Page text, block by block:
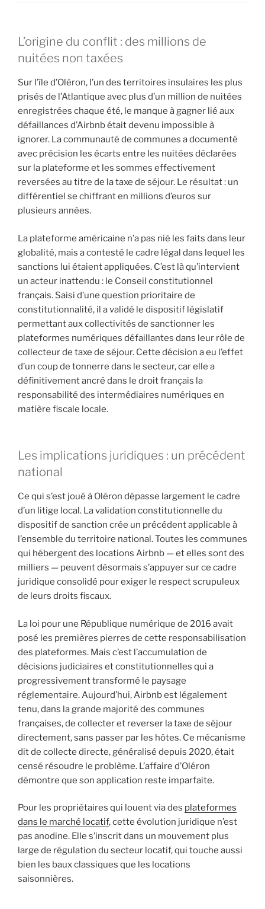
L’origine du conflit : des millions de
nuitées non taxées
Sur l’île d’Oléron, l’un des territoires insulaires les plus
prisés de l’Atlantique avec plus d’un million de nuitées
enregistrées chaque été, le manque à gagner lié aux
défaillances d’Airbnb était devenu impossible à
ignorer. La communauté de communes a documenté
avec précision les écarts entre les nuitées déclarées
sur la plateforme et les sommes effectivement
reversées au titre de la taxe de séjour. Le résultat : un
différentiel se chiffrant en millions d’euros sur
plusieurs années.
La plateforme américaine n’a pas nié les faits dans leur
globalité, mais a contesté le cadre légal dans lequel les
sanctions lui étaient appliquées. C’est là qu’intervient
un acteur inattendu : le Conseil constitutionnel
français. Saisi d’une question prioritaire de
constitutionnalité, il a validé le dispositif législatif
permettant aux collectivités de sanctionner les
plateformes numériques défaillantes dans leur rôle de
collecteur de taxe de séjour. Cette décision a eu l’effet
d’un coup de tonnerre dans le secteur, car elle a
définitivement ancré dans le droit français la
responsabilité des intermédiaires numériques en
matière fiscale locale.
Les implications juridiques : un précédent
national
Ce qui s’est joué à Oléron dépasse largement le cadre
d’un litige local. La validation constitutionnelle du
dispositif de sanction crée un précédent applicable à
l’ensemble du territoire national. Toutes les communes
qui hébergent des locations Airbnb — et elles sont des
milliers — peuvent désormais s’appuyer sur ce cadre
juridique consolidé pour exiger le respect scrupuleux
de leurs droits fiscaux.
La loi pour une République numérique de 2016 avait
posé les premières pierres de cette responsabilisation
des plateformes. Mais c’est l’accumulation de
décisions judiciaires et constitutionnelles qui a
progressivement transformé le paysage
réglementaire. Aujourd’hui, Airbnb est légalement
tenu, dans la grande majorité des communes
françaises, de collecter et reverser la taxe de séjour
directement, sans passer par les hôtes. Ce mécanisme
dit de collecte directe, généralisé depuis 2020, était
censé résoudre le problème. L’affaire d’Oléron
démontre que son application reste imparfaite.
Pour les propriétaires qui louent via des plateformes
dans le marché locatif, cette évolution juridique n’est
pas anodine. Elle s’inscrit dans un mouvement plus
large de régulation du secteur locatif, qui touche aussi
bien les baux classiques que les locations
saisonnières.